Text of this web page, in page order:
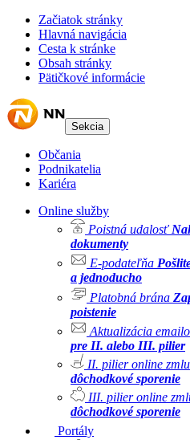
Začiatok stránky
Hlavná navigácia
Cesta k stránke
Obsah stránky
Pätičkové informácie
Sekcia
Občania
Podnikatelia
Kariéra
Online služby
Poistná udalosť
dokumenty
E-podateľňa
a jednoducho
Platobná brána
poistenie
Aktualizácia
pre II. alebo III. pilier
II. pilier online
dôchodkové sporenie
III. pilier online
dôchodkové sporenie
Portály